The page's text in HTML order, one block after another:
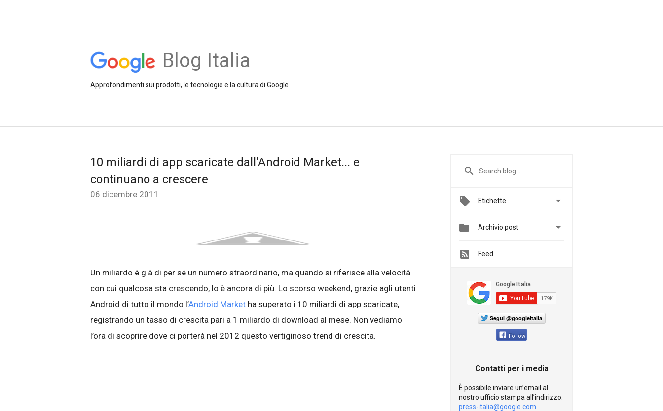
Blog Italia
Approfondimenti sui prodotti, le tecnologie e la cultura di Google
10 miliardi di app scaricate dall’Android Market... e
continuano a crescere
06 dicembre 2011
Un miliardo è già di per sé un numero straordinario, ma quando si riferisce alla velocità
con cui qualcosa sta crescendo, lo è ancora di più. Lo scorso weekend, grazie agli utenti
Android di tutto il mondo l’Android Market ha superato i 10 miliardi di app scaricate,
registrando un tasso di crescita pari a 1 miliardo di download al mese. Non vediamo
l’ora di scoprire dove ci porterà nel 2012 questo vertiginoso trend di crescita.
Etichette 
 Archivio post 
Feed
Segui @googleitalia
Follow
Contatti per i media
È possibile inviare un’email al
nostro ufficio stampa all’indirizzo:
press-italia@google.com